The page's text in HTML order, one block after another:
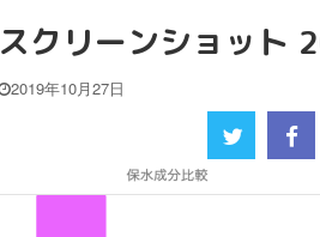
スクリーンショッ
2019年10月27日